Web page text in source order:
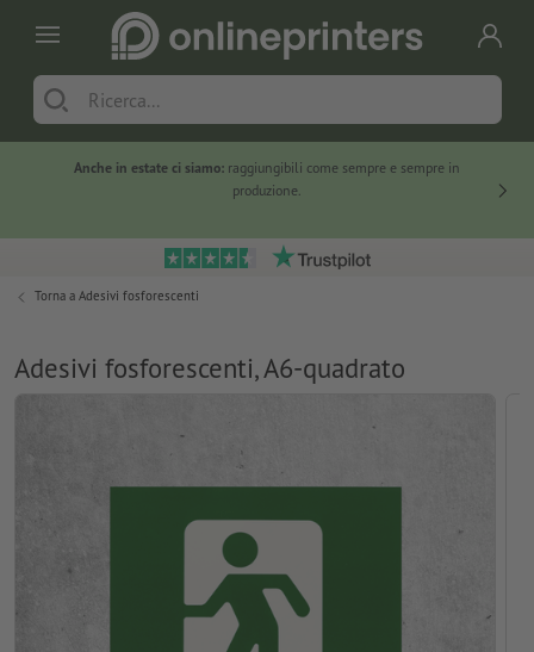
Anche in estate ci siamo: raggiungibili come sempre e sempre in
produzione.
Torna a Adesivi fosforescenti
Adesivi fosforescenti, A6-quadrato